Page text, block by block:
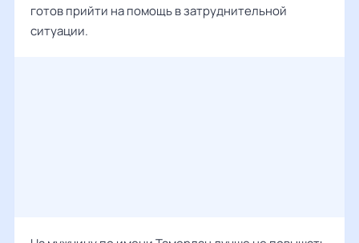
готов прийти на помощь в затруднительной
ситуации.